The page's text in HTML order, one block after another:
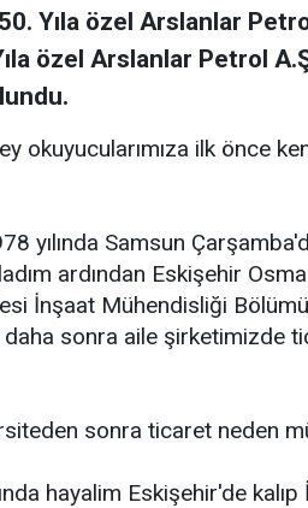
Yıla özel Arslanlar
özel Arslanlar Petrol
okuyucularımıza ilk önce
yılında Samsun
ardından Eskişehir
İnşaat Mühendisliği
sonra aile şirketimizde
sonra ticaret neden
hayalim Eskişehir'de